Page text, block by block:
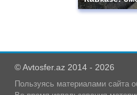
© Avtosfer.az 2014 - 2026
Пользуясь материалами сайта